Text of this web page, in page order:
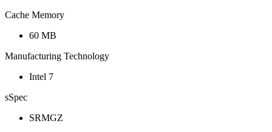
Cache Memory
60 MB
Manufacturing Technology
Intel 7
sSpec
SRMGZ